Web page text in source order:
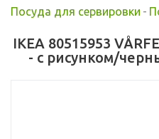
Посуда для сервировки -
IKEA 80515953
- с рисунком/